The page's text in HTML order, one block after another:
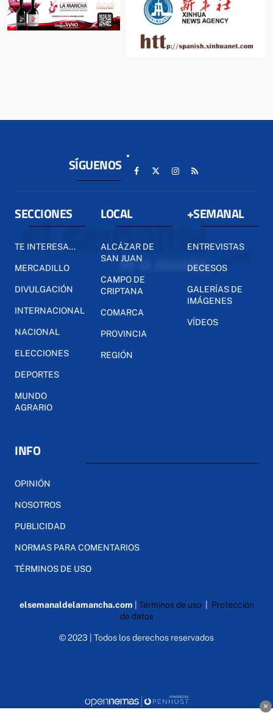
SÍGUENOS
SECCIONES
TE INTERESA...
MERCADILLO
DIVULGACIÓN
INTERNACIONAL
NACIONAL
ELECCIONES
DEPORTES
MUNDO
AGRARIO
LOCAL
ALCÁZAR DE
SAN JUAN
CAMPO DE
CRIPTANA
COMARCA
PROVINCIA
REGIÓN
+SEMANAL
ENTREVISTAS
DECESOS
GALERÍAS DE
IMÁGENES
VÍDEOS
INFO
OPINIÓN
NOSOTROS
PUBLICIDAD
NORMAS PARA COMENTARIOS
TÉRMINOS DE USO
elsemanaldelamancha.com | Términos de uso| Protección
de datos
© 2023 | Todos los derechos reservados
×